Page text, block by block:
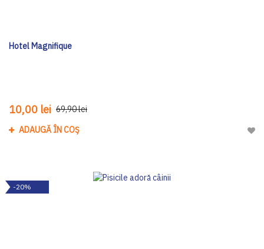
Hotel Magnifique
10,00 lei 69,90 lei
ADAUGĂ ÎN COȘ
-20%